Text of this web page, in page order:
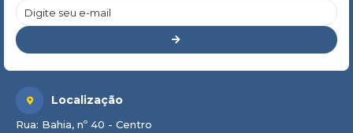
Localização
Rua: Bahia, nº 40 - Centro